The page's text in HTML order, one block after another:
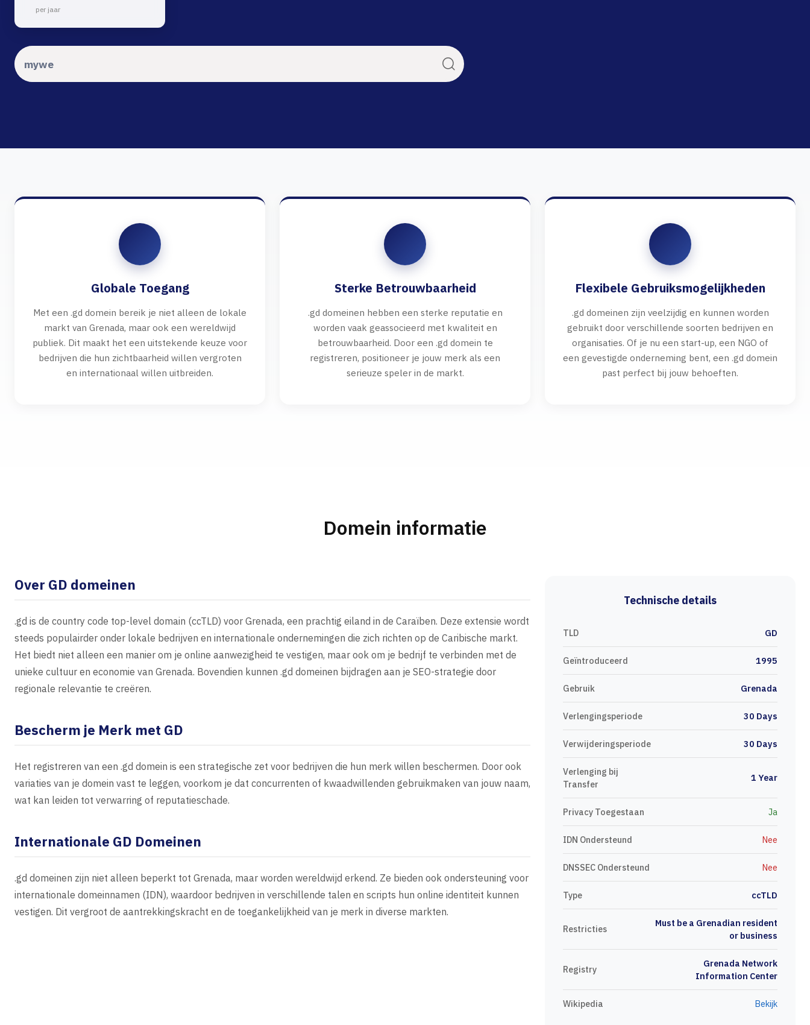
per jaar
Globale Toegang
Met een .gd domein bereik je niet alleen de lokale
markt van Grenada, maar ook een wereldwijd
publiek. Dit maakt het een uitstekende keuze voor
bedrijven die hun zichtbaarheid willen vergroten
en internationaal willen uitbreiden.
Sterke Betrouwbaarheid
.gd domeinen hebben een sterke reputatie en
worden vaak geassocieerd met kwaliteit en
betrouwbaarheid. Door een .gd domein te
registreren, positioneer je jouw merk als een
serieuze speler in de markt.
Flexibele Gebruiksmogelijkheden
.gd domeinen zijn veelzijdig en kunnen worden
gebruikt door verschillende soorten bedrijven en
organisaties. Of je nu een start-up, een NGO of
een gevestigde onderneming bent, een .gd domein
past perfect bij jouw behoeften.
Domein informatie
Over GD domeinen
.gd is de country code top-level domain (ccTLD) voor Grenada, een prachtig eiland in de Caraïben. Deze extensie wordt
steeds populairder onder lokale bedrijven en internationale ondernemingen die zich richten op de Caribische markt.
Het biedt niet alleen een manier om je online aanwezigheid te vestigen, maar ook om je bedrijf te verbinden met de
unieke cultuur en economie van Grenada. Bovendien kunnen .gd domeinen bijdragen aan je SEO-strategie door
regionale relevantie te creëren.
Bescherm je Merk met GD
Het registreren van een .gd domein is een strategische zet voor bedrijven die hun merk willen beschermen. Door ook
variaties van je domein vast te leggen, voorkom je dat concurrenten of kwaadwillenden gebruikmaken van jouw naam,
wat kan leiden tot verwarring of reputatieschade.
Internationale GD Domeinen
.gd domeinen zijn niet alleen beperkt tot Grenada, maar worden wereldwijd erkend. Ze bieden ook ondersteuning voor
internationale domeinnamen (IDN), waardoor bedrijven in verschillende talen en scripts hun online identiteit kunnen
vestigen. Dit vergroot de aantrekkingskracht en de toegankelijkheid van je merk in diverse markten.
Technische details
TLD GD
Geïntroduceerd 1995
Gebruik Grenada
Verlengingsperiode 30 Days
Verwijderingsperiode 30 Days
Verlenging bij
Transfer
1 Year
Privacy Toegestaan Ja
IDN Ondersteund Nee
DNSSEC Ondersteund Nee
Type ccTLD
Restricties
Must be a Grenadian resident
or business
Registry
Grenada Network
Information Center
Wikipedia Bekijk